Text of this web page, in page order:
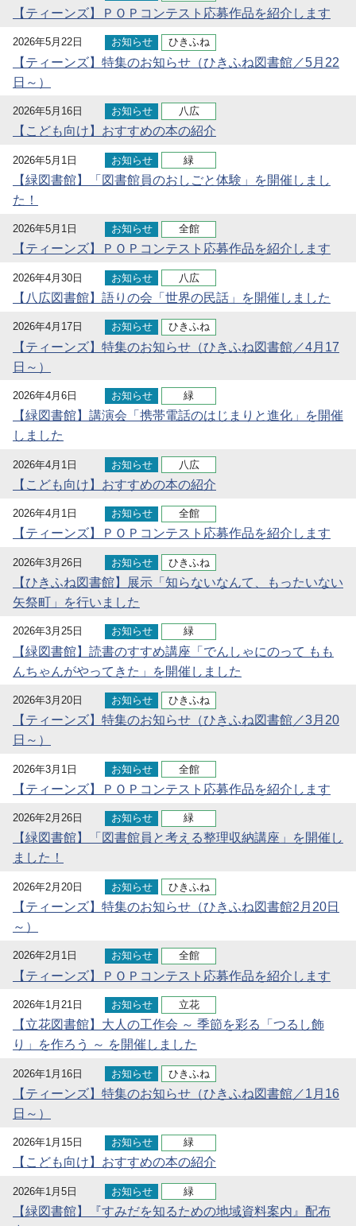
【ティーンズ】ＰＯＰコンテスト応募作品を紹介します
2026年5月22日 お知らせ ひきふね
【ティーンズ】特集のお知らせ（ひきふね図書館／5月22
日～）
2026年5月16日 お知らせ 八広
【こども向け】おすすめの本の紹介
2026年5月1日 お知らせ 緑
【緑図書館】「図書館員のおしごと体験」を開催しまし
た！
2026年5月1日 お知らせ 全館
【ティーンズ】ＰＯＰコンテスト応募作品を紹介します
2026年4月30日 お知らせ 八広
【八広図書館】語りの会「世界の民話」を開催しました
2026年4月17日 お知らせ ひきふね
【ティーンズ】特集のお知らせ（ひきふね図書館／4月17
日～）
2026年4月6日 お知らせ 緑
【緑図書館】講演会「携帯電話のはじまりと進化」を開催
しました
2026年4月1日 お知らせ 八広
【こども向け】おすすめの本の紹介
2026年4月1日 お知らせ 全館
【ティーンズ】ＰＯＰコンテスト応募作品を紹介します
2026年3月26日 お知らせ ひきふね
【ひきふね図書館】展示「知らないなんて、もったいない
矢祭町」を行いました
2026年3月25日 お知らせ 緑
【緑図書館】読書のすすめ講座「でんしゃにのって もも
んちゃんがやってきた」を開催しました
2026年3月20日 お知らせ ひきふね
【ティーンズ】特集のお知らせ（ひきふね図書館／3月20
日～）
2026年3月1日 お知らせ 全館
【ティーンズ】ＰＯＰコンテスト応募作品を紹介します
2026年2月26日 お知らせ 緑
【緑図書館】「図書館員と考える整理収納講座」を開催し
ました！
2026年2月20日 お知らせ ひきふね
【ティーンズ】特集のお知らせ（ひきふね図書館2月20日
～）
2026年2月1日 お知らせ 全館
【ティーンズ】ＰＯＰコンテスト応募作品を紹介します
2026年1月21日 お知らせ 立花
【立花図書館】大人の工作会 ～ 季節を彩る「つるし飾
り」を作ろう ～ を開催しました
2026年1月16日 お知らせ ひきふね
【ティーンズ】特集のお知らせ（ひきふね図書館／1月16
日～）
2026年1月15日 お知らせ 緑
【こども向け】おすすめの本の紹介
2026年1月5日 お知らせ 緑
【緑図書館】『すみだを知るための地域資料案内』配布